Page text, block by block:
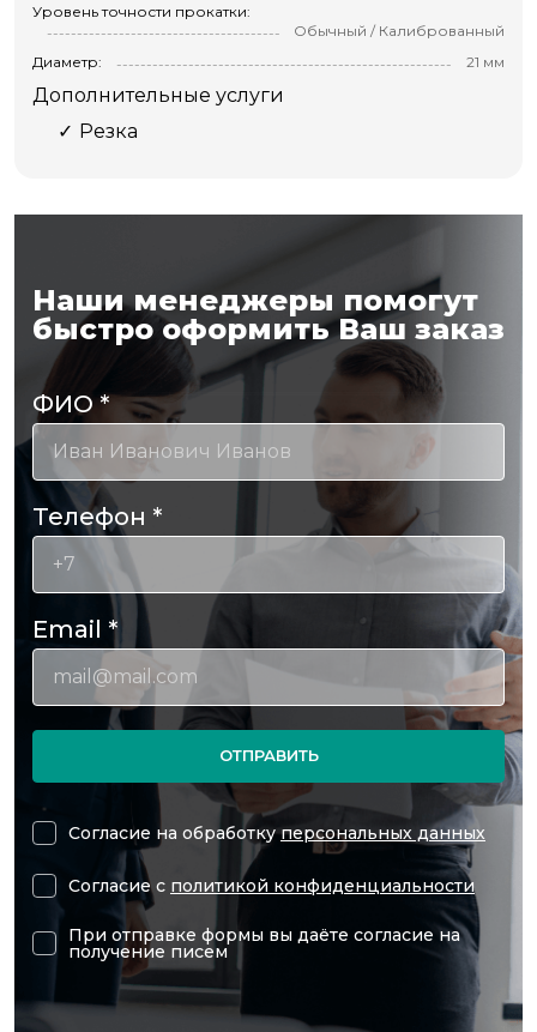
Уровень точности прокатки:
Обычный / Калиброванный
Диаметр:
21 мм
Дополнительные услуги
Резка
Наши менеджеры помогут
быстро оформить Ваш заказ
ФИО*
Телефон *
Email *
ОТПРАВИТЬ
Согласие на обработкуперсональных данных
Согласие с политикой конфиденциальности
При отправке формы вы даёте согласие на
получение писем